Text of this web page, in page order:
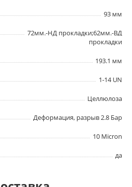
93 мм
72мм.-НД прокладки;62мм.-ВД
прокладки
193.1 мм
1-14 UN
Целлюлоза
Деформация, разрыв 2.8 Бар
10 Micron
да